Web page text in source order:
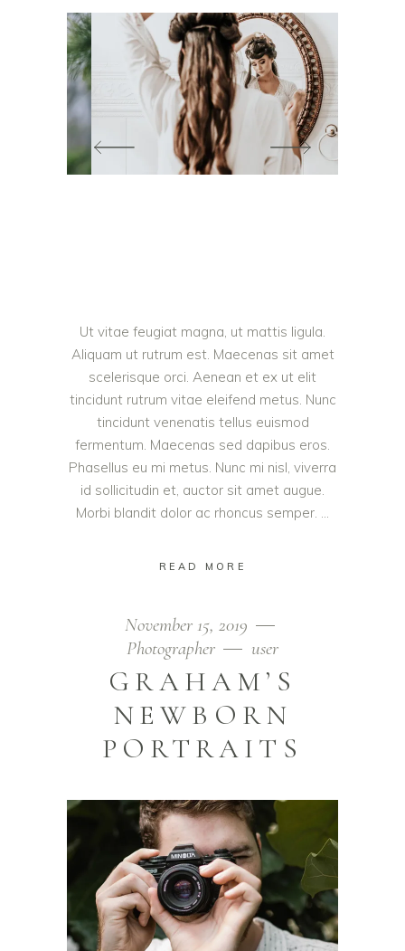
Ut vitae feugiat magna, ut mattis ligula.
Aliquam ut rutrum est. Maecenas sit amet
scelerisque orci. Aenean et ex ut elit
tincidunt rutrum vitae eleifend metus. Nunc
tincidunt venenatis tellus euismod
fermentum. Maecenas sed dapibus eros.
Phasellus eu mi metus. Nunc mi nisl, viverra
id sollicitudin et, auctor sit amet augue.
Morbi blandit dolor ac rhoncus semper.
READ MORE
November 15, 2019
Photographer
user
GRAHAM’S
NEWBORN
PORTRAITS